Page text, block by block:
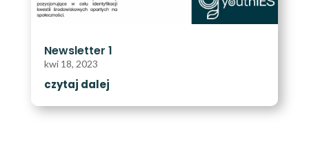
Newsletter 1
kwi 18, 2023
czytaj dalej